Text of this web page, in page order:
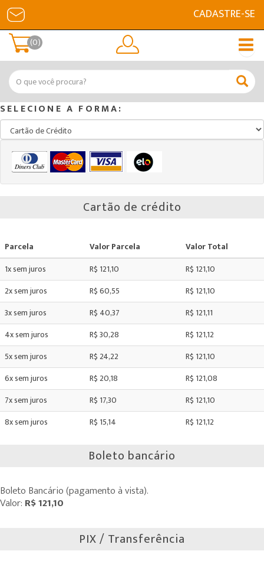
CADASTRE-SE
(0)
SELECIONE A FORMA:
Cartão de crédito
Parcela Valor Parcela
Valor Total
1x sem juros
R$ 121,10
R$ 121,10
2x sem juros
R$ 60,55
R$ 121,10
3x sem juros
R$ 40,37
R$ 121,11
4x sem juros
R$ 30,28
R$ 121,12
5x sem juros
R$ 24,22
R$ 121,10
6x sem juros
R$ 20,18
R$ 121,08
7x sem juros
R$ 17,30
R$ 121,10
8x sem juros
R$ 15,14 R$ 121,12
Boleto bancário
Boleto Bancário (pagamento à vista).
Valor: R$ 121,10
PIX / Transferência